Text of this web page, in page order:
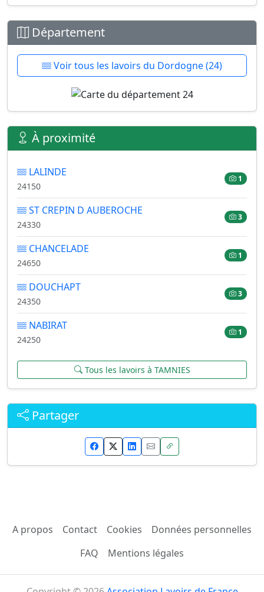
Département
Voir tous les lavoirs du Dordogne (24)
À proximité
LALINDE
24150
1
ST CREPIN D AUBEROCHE
24330
3
CHANCELADE
24650
1
DOUCHAPT
24350
3
NABIRAT
24250
1
Tous les lavoirs à TAMNIES
Partager
A propos Contact Cookies
Données personnelles
FAQ
Mentions légales